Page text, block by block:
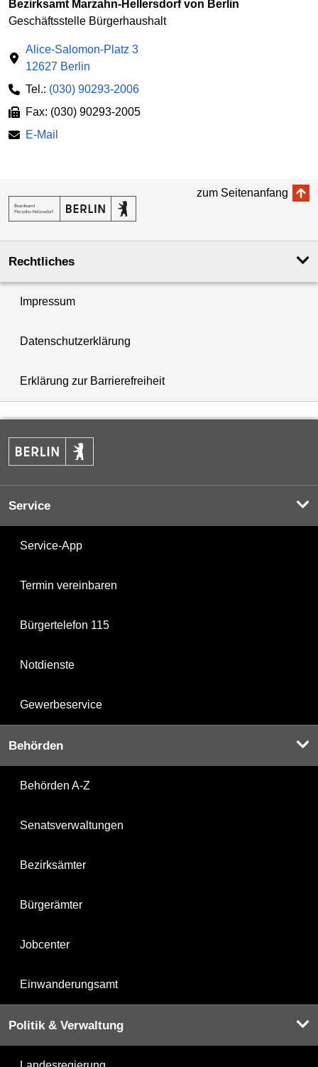
Bezirksamt Marzahn-Hellersdorf von Berlin
Geschäftsstelle Bürgerhaushalt
Alice-Salomon-Platz 3
12627 Berlin
Tel.: (030) 90293-2006
Fax: (030) 90293-2005
E-Mail
zum Seitenanfang
Rechtliches
Impressum
Datenschutzerklärung
Erklärung zur Barrierefreiheit
Service
Service-App
Termin vereinbaren
Bürgertelefon 115
Notdienste
Gewerbeservice
Behörden
Behörden A-Z
Senatsverwaltungen
Bezirksämter
Bürgerämter
Jobcenter
Einwanderungsamt
Politik & Verwaltung